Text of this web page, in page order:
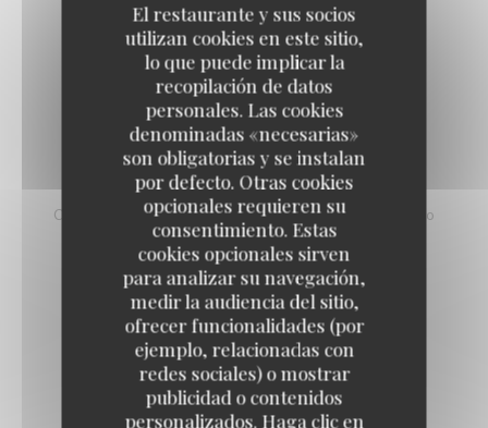
El restaurante y sus socios
utilizan cookies en este sitio,
lo que puede implicar la
recopilación de datos
personales. Las cookies
denominadas «necesarias»
son obligatorias y se instalan
por defecto. Otras cookies
opcionales requieren su
consentimiento. Estas
cookies opcionales sirven
para analizar su navegación,
medir la audiencia del sitio,
ofrecer funcionalidades (por
ejemplo, relacionadas con
redes sociales) o mostrar
publicidad o contenidos
personalizados. Haga clic en
TARTE FLAMBÉE CHÈVRE MIEL
Crème, oignons, lardons, chèvre cendré, miel
12,50 EUR
TARTE FLAMBÉE STRACCIATELLA
Crème, oignons, lardons, stracciatella, tomates cerises, pesto
14,50 EUR
TARTE FLAMBÉE VÉGÉTARIENNE
Crème, oignons, champignons, petits légumes et pesto
11,50 EUR